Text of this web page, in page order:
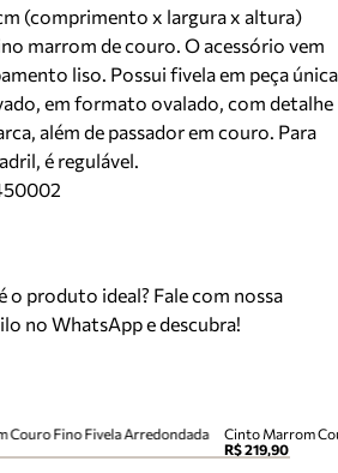
(comprimento x largura x altura)
marrom de couro. O acessório vem
liso. Possui fivela em peça única
em formato ovalado, com detalhe
além de passador em couro. Para
é regulável.
o produto ideal? Fale com nossa
no WhatsApp e descubra!
Couro Fino Fivela Arredondada
Cinto Marrom
R$ 219,90